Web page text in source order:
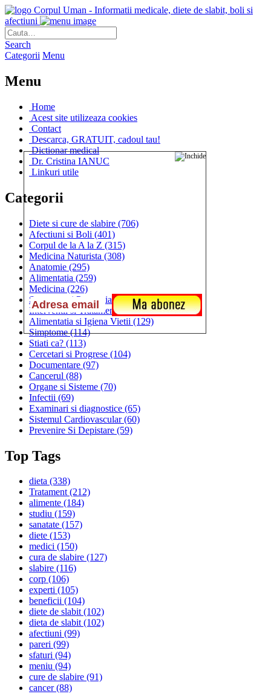
Corpul Uman - Informatii medicale, diete de slabit, boli si
afectiuni
Search
Categorii Menu
Menu
Home
Acest site utilizeaza cookies
Contact
Descarca, GRATUIT, cadoul tau!
Dictionar medical
Dr. Cristina IANUC
Linkuri utile
Categorii
Diete si cure de slabire (706)
Afectiuni si Boli (401)
Corpul de la A la Z (315)
Medicina Naturista (308)
Anatomie (295)
Alimentatia (259)
Medicina (226)
Sanatatea si Preventia(170)
Interventii si Tratamente(167)
Alimentatia si Igiena Vietii (129)
Simptome(114)
Stiati ca? (113)
Cercetari si Progrese (104)
Documentare (97)
Cancerul (88)
Organe si Sisteme (70)
Infectii (69)
Examinari si diagnostice (65)
Sistemul Cardiovascular(60)
Prevenire Si Depistare (59)
Top Tags
dieta (338)
Tratament(212)
alimente (184)
studiu (159)
sanatate (157)
diete (153)
medici (150)
cura de slabire (127)
slabire (116)
corp (106)
experti (105)
beneficii (104)
diete de slabit(102)
dieta de slabit(102)
afectiuni (99)
pareri (99)
sfaturi (94)
meniu (94)
cure de slabire (91)
cancer(88)